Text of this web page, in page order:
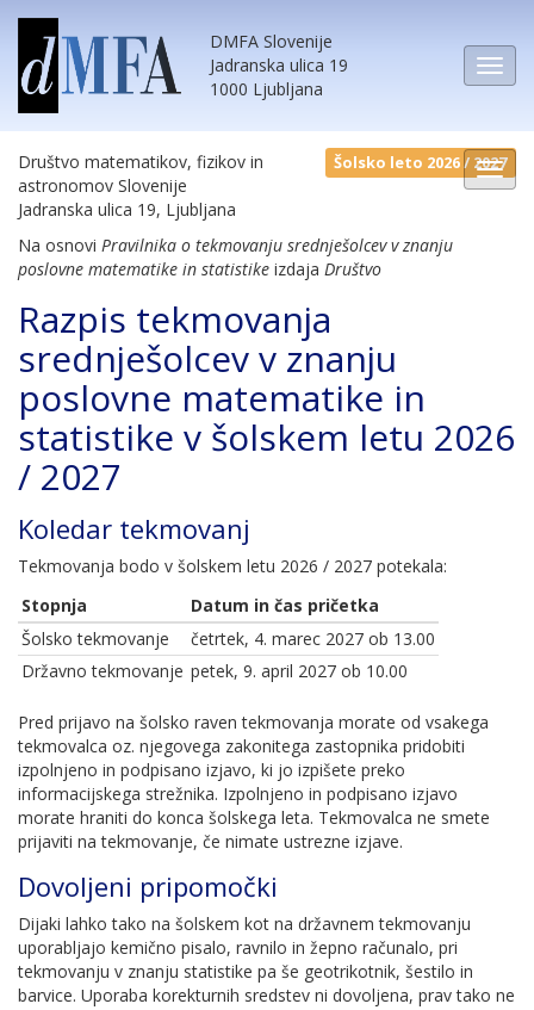
DMFA Slovenije
Jadranska ulica 19
1000 Ljubljana
Šolsko leto 2026 / 2027
Društvo matematikov, fizikov in
astronomov Slovenije
Jadranska ulica 19, Ljubljana
Na osnovi Pravilnika o tekmovanju srednješolcev v znanju
poslovne matematike in statistike izdaja Društvo
Razpis tekmovanja
srednješolcev v znanju
poslovne matematike in
statistike v šolskem letu 2026
/ 2027
Koledar tekmovanj
Tekmovanja bodo v šolskem letu 2026 / 2027 potekala:
Stopnja
Datum in čas pričetka
Šolsko tekmovanje
četrtek, 4. marec 2027 ob 13.00
Državno tekmovanje petek, 9. april 2027 ob 10.00
Pred prijavo na šolsko raven tekmovanja morate od vsakega
tekmovalca oz. njegovega zakonitega zastopnika pridobiti
izpolnjeno in podpisano izjavo, ki jo izpišete preko
informacijskega strežnika. Izpolnjeno in podpisano izjavo
morate hraniti do konca šolskega leta. Tekmovalca ne smete
prijaviti na tekmovanje, če nimate ustrezne izjave.
Dovoljeni pripomočki
Dijaki lahko tako na šolskem kot na državnem tekmovanju
uporabljajo kemično pisalo, ravnilo in žepno računalo, pri
tekmovanju v znanju statistike pa še geotrikotnik, šestilo in
barvice. Uporaba korekturnih sredstev ni dovoljena, prav tako ne